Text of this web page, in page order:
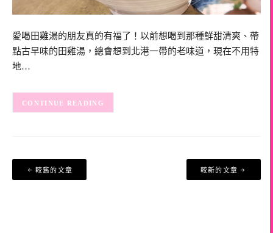
愛喝田雞湯的朋友真的有福了！以前想喝到那種鮮甜清爽、帶
點古早味的田雞湯，總會想到北港一帶的老味道，現在不用特
地…
CONTINUE READING
文
章
較舊的文章 較新的文章